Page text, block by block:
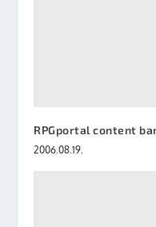
RPGportal content
2006.08.19.